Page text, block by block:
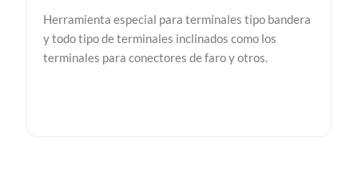
Herramienta especial para terminales tipo bandera
y todo tipo de terminales inclinados como los
terminales para conectores de faro y otros.